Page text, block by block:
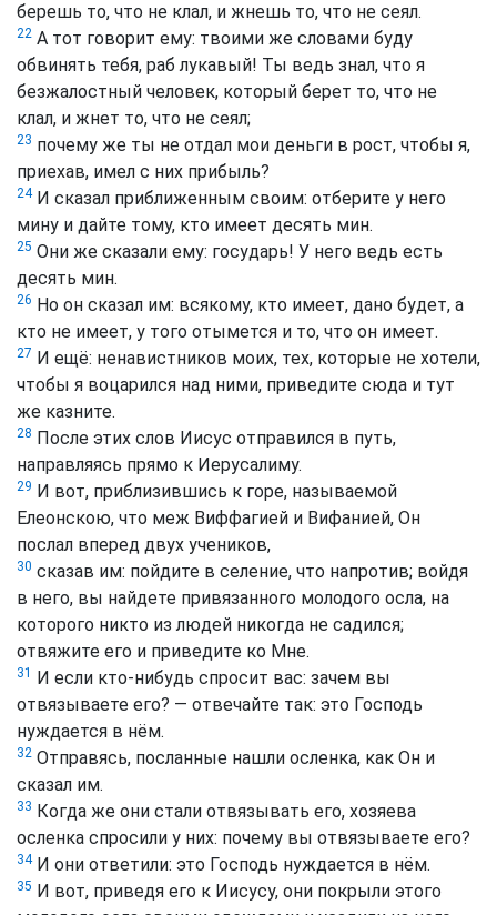
берешь то, что не клал, и жнешь то, что не сеял.
22 А тот говорит ему: твоими же словами буду
обвинять тебя, раб лукавый! Ты ведь знал, что я
безжалостный человек, который берет то, что не
клал, и жнет то, что не сеял;
23 почему же ты не отдал мои деньги в рост, чтобы я,
приехав, имел с них прибыль?
24И сказал приближенным своим: отберите у него
мину и дайте тому, кто имеет десять мин.
25 Они же сказали ему: государь! У него ведь есть
десять мин.
26 Но он сказал им: всякому, кто имеет, дано будет, а
кто не имеет, у того отымется и то, что он имеет.
27 И ещё: ненавистников моих, тех, которые не хотели,
чтобы я воцарился над ними, приведите сюда и тут
же казните.
28 После этих слов Иисус отправился в путь,
направляясь прямо к Иерусалиму.
29 И вот, приблизившись к горе, называемой
Елеонскою, что меж Виффагией и Вифанией, Он
послал вперед двух учеников,
30 сказав им: пойдите в селение, что напротив; войдя
в него, вы найдете привязанного молодого осла, на
которого никто из людей никогда не садился;
отвяжите его и приведите ко Мне.
31
И если кто-нибудь спросит вас: зачем вы
отвязываете его? — отвечайте так: это Господь
нуждается в нём.
32 Отправясь, посланные нашли осленка, как Он и
сказал им.
33 Когда же они стали отвязывать его, хозяева
осленка спросили у них: почему вы отвязываете его?
34И они ответили: это Господь нуждается в нём.
35 И вот, приведя его к Иисусу, они покрыли этого